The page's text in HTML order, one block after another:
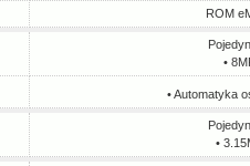
ROM
•
• Automatyka
•